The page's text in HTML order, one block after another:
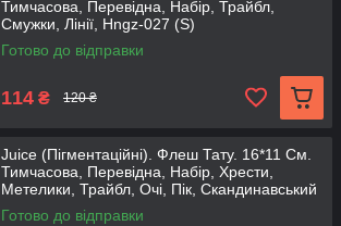
Тимчасова, Перевідна, Набір, Трайбл,
Смужки, Лінії, Hngz-027 (S)
Готово до відправки
114 ₴ 120 ₴
Juice (Пігментаційні). Флеш Тату. 16*11 См.
Тимчасова, Перевідна, Набір, Хрести,
Метелики, Трайбл, Очі, Пік, Скандинавський
Готово до відправки